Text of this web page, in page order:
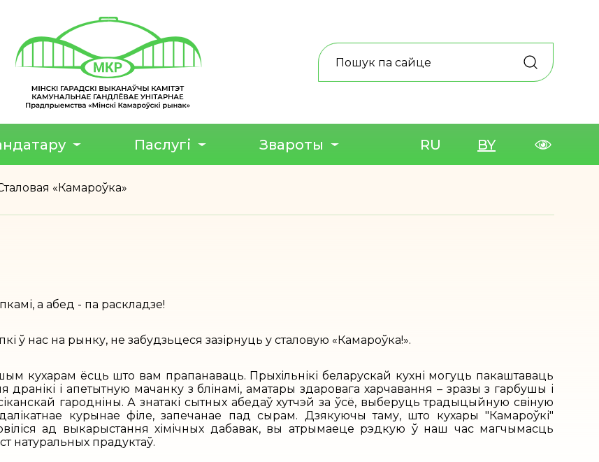
Паслугі Звароты RU BY
«Камароўка»
а абед - па раскладзе!
ў нас на рынку, не забудзьцеся зазірнуць у сталовую «Камароўка!».
кухарам ёсць што вам прапанаваць. Прыхільнікі беларускай кухні могуць пакаштаваць
і апетытную мачанку з блінамі, аматары здаровага харчавання – зразы з гарбушы і
гародніны. А знатакі сытных абедаў хутчэй за ўсё, выберуць традыцыйную свіную
курынае філе, запечанае пад сырам. Дзякуючы таму, што кухары "Камароўкі"
ад выкарыстання хімічных дабавак, вы атрымаеце рэдкую ў наш час магчымасць
натуральных прадуктаў.